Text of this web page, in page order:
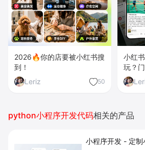
2026🔥你的店要被小红书搜
到！
Leriz
50
小红
玩？
python小程序开发代码相关的产品
小程序开发 - 定